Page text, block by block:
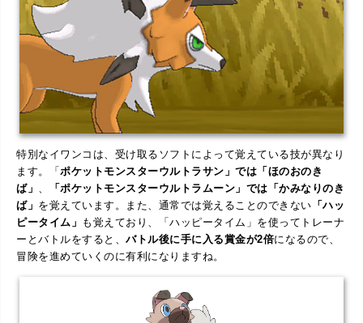
特別なイワンコは、受け取るソフトによって覚えている技が異なり
ます。「ポケットモンスターウルトラサン」では「ほのおのき
ば」
「ポケットモンスターウルトラムーン」では「かみなりのき
ば」 を覚えています。また、通常では覚えることのできない 「ハッ
ピータイム」 も覚えており、「ハッピータイム」を使ってトレーナ
ーとバトルをすると、 バトル後に手に入る賞金が2倍になるので、
冒険を進めていくのに有利になりますね。